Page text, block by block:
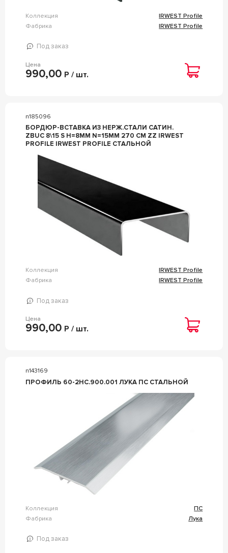
Коллекция
IRWEST Profile
Фабрика
IRWEST Profile
Под заказ
Цена
990,00 Р / шт.
n185096
БОРДЮР-ВСТАВКА ИЗ НЕРЖ.СТАЛИ САТИН.
ZBUC 8\15 S H=8ММ N=15ММ 270 СМ ZZ IRWEST
PROFILE IRWEST PROFILE СТАЛЬНОЙ
Коллекция
IRWEST Profile
Фабрика
IRWEST Profile
Под заказ
Цена
990,00 Р / шт.
n143169
ПРОФИЛЬ 60-2НС.900.001 ЛУКА ПС СТАЛЬНОЙ
Коллекция
ПС
Фабрика
Лука
Под заказ